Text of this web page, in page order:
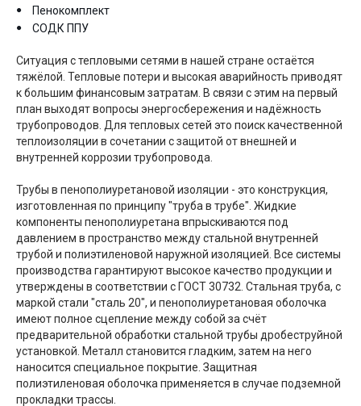
Пенокомплект
СОДК ППУ
Ситуация с тепловыми сетями в нашей стране остаётся
тяжёлой. Тепловые потери и высокая аварийность приводят
к большим финансовым затратам. В связи с этим на первый
план выходят вопросы энергосбережения и надёжность
трубопроводов. Для тепловых сетей это поиск качественной
теплоизоляции в сочетании с защитой от внешней и
внутренней коррозии трубопровода.
Трубы в пенополиуретановой изоляции - это конструкция,
изготовленная по принципу "труба в трубе". Жидкие
компоненты пенополиуретана впрыскиваются под
давлением в пространство между стальной внутренней
трубой и полиэтиленовой наружной изоляцией. Все системы
производства гарантируют высокое качество продукции и
утверждены в соответствии с ГОСТ 30732. Стальная труба, с
маркой стали "сталь 20", и пенополиуретановая оболочка
имеют полное сцепление между собой за счёт
предварительной обработки стальной трубы дробеструйной
установкой. Металл становится гладким, затем на него
наносится специальное покрытие. Защитная
полиэтиленовая оболочка применяется в случае подземной
прокладки трассы.